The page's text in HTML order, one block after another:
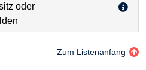
oder
Zum Listenanfang